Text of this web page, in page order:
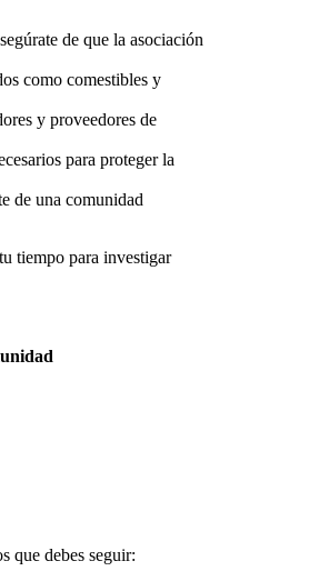
de que la asociación
como comestibles y
y proveedores de
para proteger la
de una comunidad
tiempo para investigar
que debes seguir: